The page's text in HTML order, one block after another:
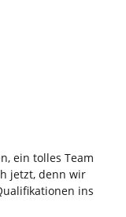
ein tolles Team
jetzt, denn wir
ins